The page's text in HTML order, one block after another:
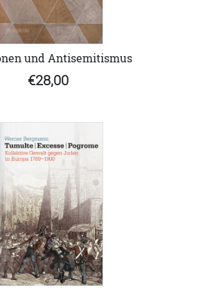
und Antisemitismus
€28,00